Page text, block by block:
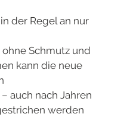
der Regel an nur
ohne Schmutz und
kann die neue
– auch nach Jahren
werden